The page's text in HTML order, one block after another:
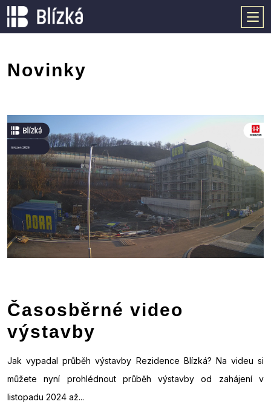
Novinky
Časosběrné video
výstavby
Jak vypadal průběh výstavby Rezidence Blízká? Na videu si
můžete nyní prohlédnout průběh výstavby od zahájení v
listopadu 2024 až...